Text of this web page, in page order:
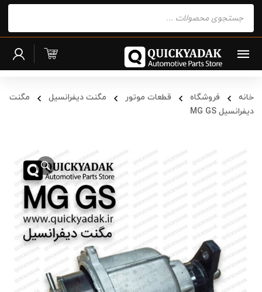
search
خانه فروشگاه قطعات موتور مگنت دیفرانسیل
مگنت
دیفرانسیل MG GS